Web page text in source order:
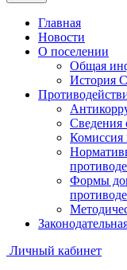
Главная
Новости
О поселении
Общая
История
Сведения
Комиссия
Формы
Личный кабинет